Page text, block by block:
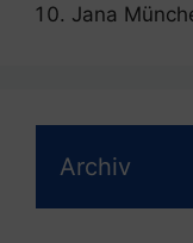
Jana
Archiv